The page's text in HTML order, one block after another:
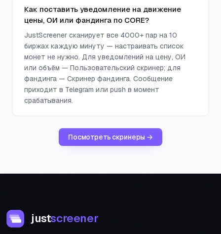
Как поставить уведомление на движение
цены, ОИ или фандинга по CORE?
JustScreener сканирует все 4000+ пар на 10
биржах каждую минуту — настраивать список
монет не нужно. Для уведомлений на цену, ОИ
или объём — Пользовательский скринер; для
фандинга — Скринер фандинга. Сообщение
приходит в Telegram или push в момент
срабатывания.
Посмотреть скринеры →
justscreener